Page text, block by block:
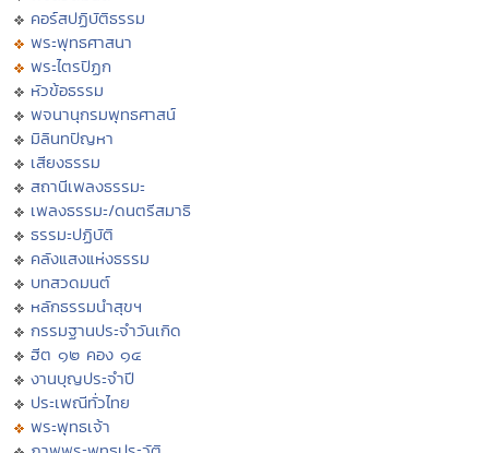
คอร์สปฏิบัติธรรม
พระพุทธศาสนา
พระไตรปิฏก
หัวข้อธรรม
พจนานุกรมพุทธศาสน์
มิลินทปัญหา
เสียงธรรม
สถานีเพลงธรรมะ
เพลงธรรมะ/ดนตรีสมาธิ
ธรรมะปฏิบัติ
คลังแสงแห่งธรรม
บทสวดมนต์
หลักธรรมนำสุขฯ
กรรมฐานประจำวันเกิด
ฮีต ๑๒ คอง ๑๔
งานบุญประจำปี
ประเพณีทั่วไทย
พระพุทธเจ้า